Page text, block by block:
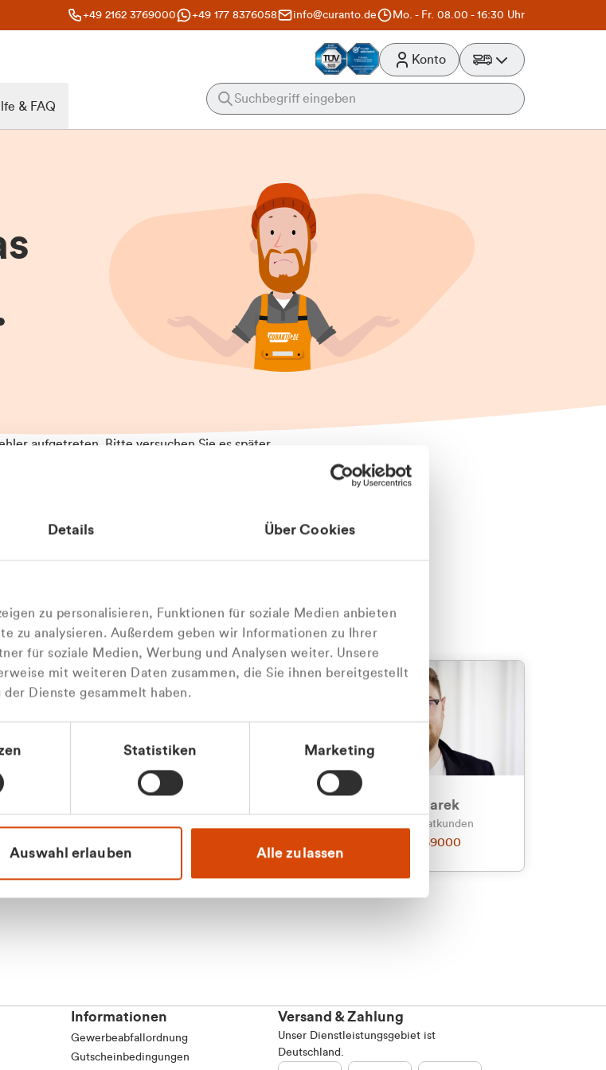
Details Über Cookies
zu personalisieren, Funktionen für soziale Medien anbieten
zu analysieren. Außerdem geben wir Informationen zu Ihrer
für soziale Medien, Werbung und Analysen weiter. Unsere
mit weiteren Daten zusammen, die Sie ihnen bereitgestellt
der Dienste gesammelt haben.
Statistiken Marketing
Auswahl erlauben Alle zulassen
+49 2162 3769000 +49 177 8376058 info@curanto.de Mo. - Fr. 08.00 - 16:30 Uhr
Konto
& FAQ
aufgetreten. Bitte versuchen Sie es später
entschuldigen uns für eventuelle
Sie uns persönlich
Wir sind gerne für Sie da
Julian Marek
Vertrieb - Privatkunden
0216 237 69000
Informationen
Gewerbeabfallordnung
Gutscheinbedingungen
Versand & Zahlung
Unser Dienstleistungsgebiet ist
Deutschland.